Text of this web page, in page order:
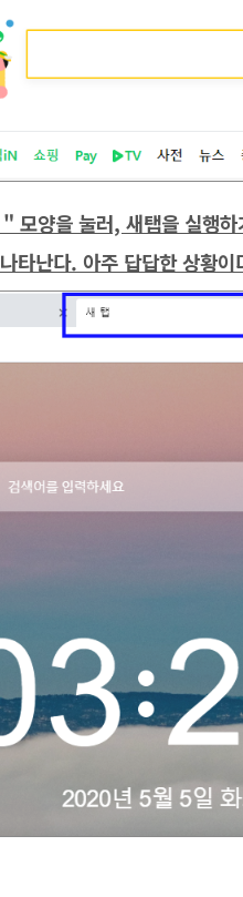
양을 눌러, 새탭을 실행
타난다. 아주 답답한 상황이